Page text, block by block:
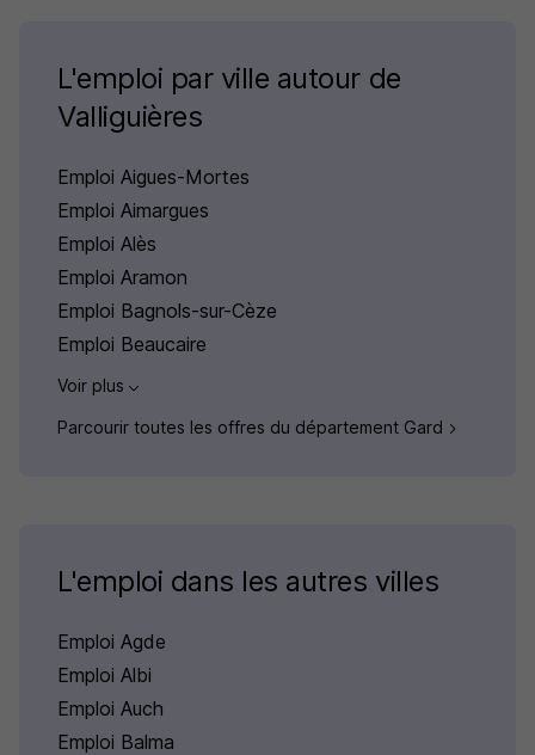
L'emploi par ville autour de
Valliguières
Emploi Aigues-Mortes
Emploi Aimargues
Emploi Alès
Emploi Aramon
Emploi Bagnols-sur-Cèze
Emploi Beaucaire
Voir plus
Parcourir toutes les offres du département Gard
L'emploi dans les autres villes
Emploi Agde
Emploi Albi
Emploi Auch
Emploi Balma